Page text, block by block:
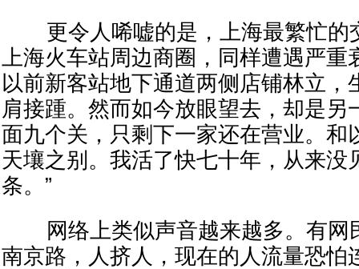
更令人唏嘘的是，上海最繁忙
上海火车站周边商圈，同样遭遇严重
以前新客站地下通道两侧店铺林立，
肩接踵。然而如今放眼望去，却是另
面九个关，只剩下一家还在营业。和
天壤之别。我活了快七十年，从来没
条。”
网络上类似声音越来越多。有网
南京路，人挤人，现在的人流量恐怕